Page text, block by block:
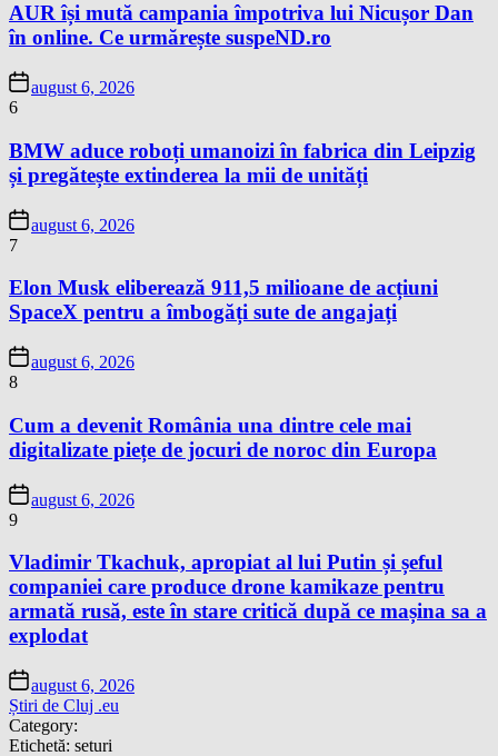
AUR își mută campania împotriva lui Nicușor Dan
în online. Ce urmărește suspeND.ro
august 6, 2026
6
BMW aduce roboți umanoizi în fabrica din Leipzig
și pregătește extinderea la mii de unități
august 6, 2026
7
Elon Musk eliberează 911,5 milioane de acțiuni
SpaceX pentru a îmbogăți sute de angajați
august 6, 2026
8
Cum a devenit România una dintre cele mai
digitalizate piețe de jocuri de noroc din Europa
august 6, 2026
9
Vladimir Tkachuk, apropiat al lui Putin și șeful
companiei care produce drone kamikaze pentru
armată rusă, este în stare critică după ce mașina sa a
explodat
august 6, 2026
Știri de Cluj .eu
Category:
Etichetă: seturi